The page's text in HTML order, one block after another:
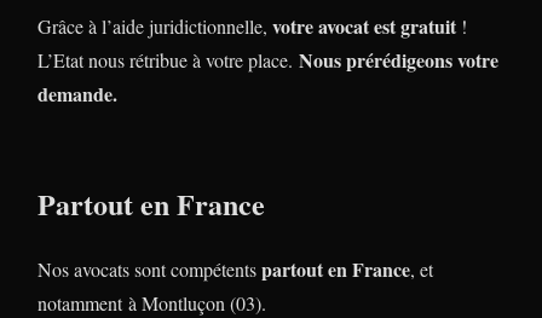
Grâce à l’aide juridictionnelle, votre avocat est gratuit !
L’Etat nous rétribue à votre place. Nous prérédigeons votre
demande.
Partout en France
Nos avocats sont compétentspartout en France, et
notamment à Montluçon (03).